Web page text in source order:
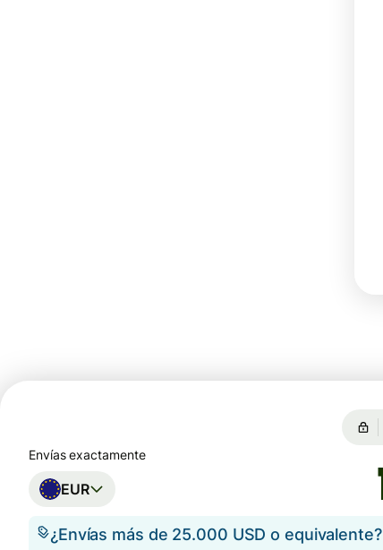
Envías exactamente
EUR
¿Envías más de 25.000 USD o equivalente?